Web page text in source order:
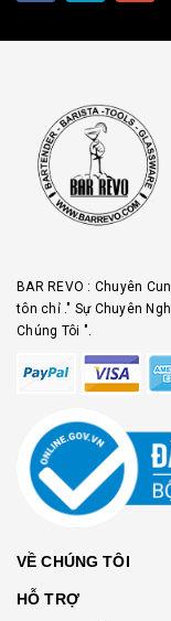
BAR REVO : Chuyên
tôn chỉ ." Sự Chuyên
Chúng Tôi ".
VỀ CHÚNG TÔI
HỖ TRỢ